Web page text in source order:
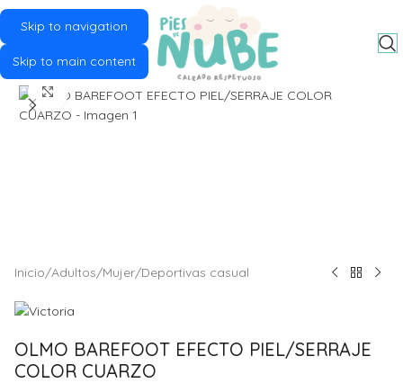
Skip to navigation
Skip to main content
Click to enlarge
Inicio/Adultos/Mujer/Deportivas casual
OLMO BAREFOOT EFECTO PIEL/SERRAJE
COLOR CUARZO